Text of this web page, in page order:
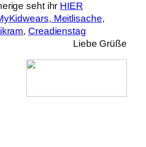
seht ihr HIER
, Meitlisache,
, Creadienstag
Liebe Grüße